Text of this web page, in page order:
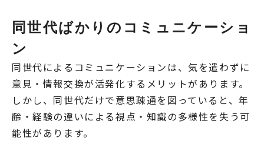
同世代ばかりのコミュニケーショ
ン
同世代によるコミュニケーションは、気を遣わずに
意見・情報交換が活発化するメリットがあります。
しかし、同世代だけで意思疎通を図っていると、年
齢・経験の違いによる視点・知識の多様性を失う可
能性があります。